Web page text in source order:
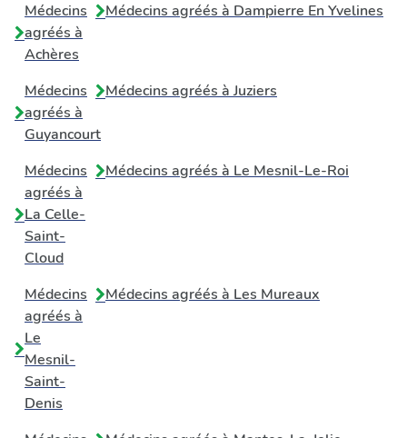
Médecins
agréés à
Achères
Médecins agréés à Dampierre En Yvelines
Médecins
agréés à
Guyancourt
Médecins agréés à Juziers
Médecins
agréés à
La Celle-
Saint-
Cloud
Médecins agréés à Le Mesnil-Le-Roi
Médecins
agréés à
Le
Mesnil-
Saint-
Denis
Médecins agréés à Les Mureaux